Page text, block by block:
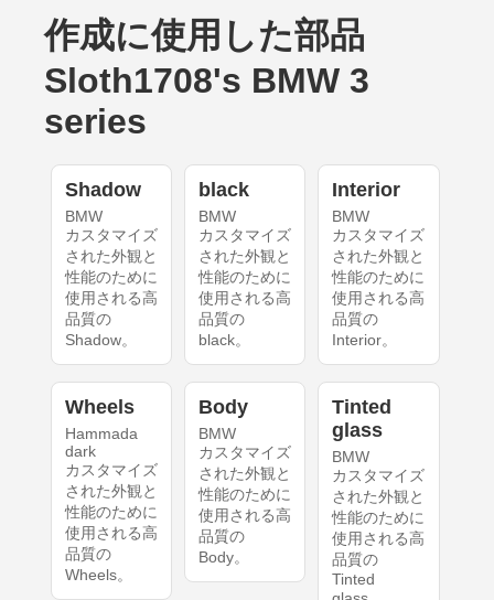
作成に使用した部品
Sloth1708's BMW 3
series
Shadow
BMW
カスタマイズ
された外観と
性能のために
使用される高
品質の
Shadow。
black
BMW
カスタマイズ
された外観と
性能のために
使用される高
品質の
black。
Interior
BMW
カスタマイズ
された外観と
性能のために
使用される高
品質の
Interior。
Wheels
Hammada
dark
カスタマイズ
された外観と
性能のために
使用される高
品質の
Wheels。
Body
BMW
カスタマイズ
された外観と
性能のために
使用される高
品質の
Body。
Tinted
glass
BMW
カスタマイズ
された外観と
性能のために
使用される高
品質の
Tinted